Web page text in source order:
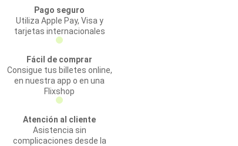
Pago seguro
Utiliza Apple Pay, Visa y
tarjetas internacionales
Fácil de comprar
Consigue tus billetes online,
en nuestra app o en una
Flixshop
Atención al cliente
Asistencia sin
complicaciones desde la